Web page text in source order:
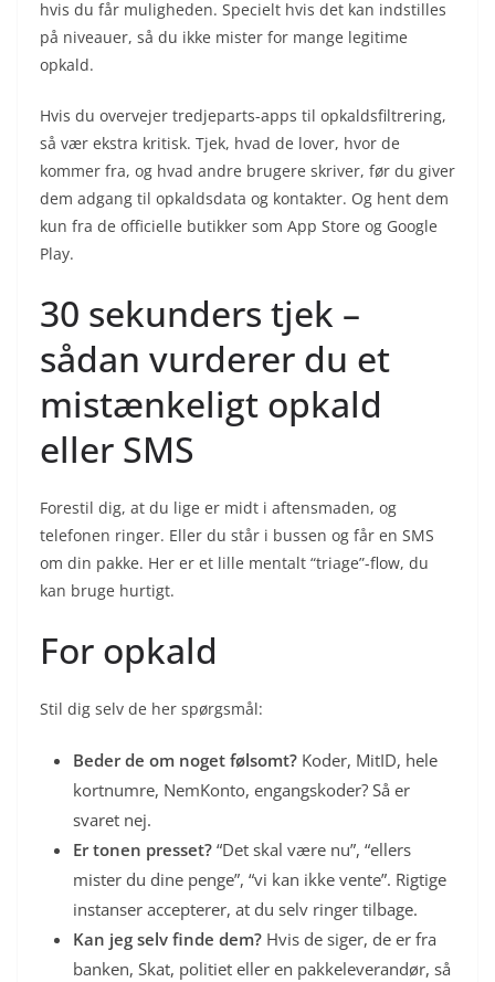
hvis du får muligheden. Specielt hvis det kan indstilles
på niveauer, så du ikke mister for mange legitime
opkald.
Hvis du overvejer tredjeparts-apps til opkaldsfiltrering,
så vær ekstra kritisk. Tjek, hvad de lover, hvor de
kommer fra, og hvad andre brugere skriver, før du giver
dem adgang til opkaldsdata og kontakter. Og hent dem
kun fra de officielle butikker som App Store og Google
Play.
30 sekunders tjek –
sådan vurderer du et
mistænkeligt opkald
eller SMS
Forestil dig, at du lige er midt i aftensmaden, og
telefonen ringer. Eller du står i bussen og får en SMS
om din pakke. Her er et lille mentalt “triage”-flow, du
kan bruge hurtigt.
For opkald
Stil dig selv de her spørgsmål:
Beder de om noget følsomt? Koder, MitID, hele
kortnumre, NemKonto, engangskoder? Så er
svaret nej.
Er tonen presset? “Det skal være nu”, “ellers
mister du dine penge”, “vi kan ikke vente”. Rigtige
instanser accepterer, at du selv ringer tilbage.
Kan jeg selv finde dem? Hvis de siger, de er fra
banken, Skat, politiet eller en pakkeleverandør, så